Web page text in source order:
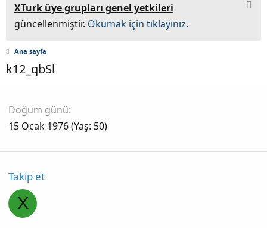
XTurk üye grupları genel yetkileri
güncellenmiştir. Okumak için tıklayınız.
Ana sayfa
k12_qbSl
Doğum günü
15 Ocak 1976 (Yaş: 50)
Takip et
X